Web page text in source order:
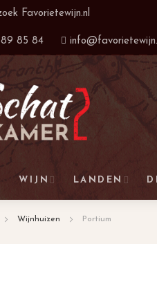
Favorietewijn.nl
85 84
WIJN LANDEN
Wijnhuizen Portium